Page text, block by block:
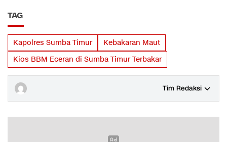
TAG
Kapolres Sumba Timur
Kebakaran Maut
Kios BBM Eceran di Sumba Timur Terbakar
Tim Redaksi